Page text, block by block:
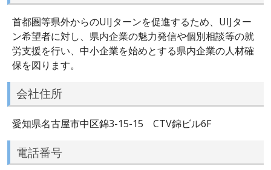
首都圏等県外からのUIJターンを促進するため、UIJター
ン希望者に対し、県内企業の魅力発信や個別相談等の就
労支援を行い、中小企業を始めとする県内企業の人材確
保を図ります。
会社住所
愛知県名古屋市中区錦3-15-15 CTV錦ビル6F
電話番号